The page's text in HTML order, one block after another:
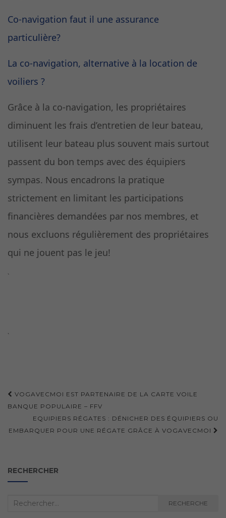
Co-navigation faut il une assurance
particulière?
La co-navigation, alternative à la location de
voiliers ?
Grâce à la co-navigation, les propriétaires
diminuent les frais d’entretien de leur bateau,
utilisent leur bateau plus souvent mais surtout
passent du bon temps avec des équipiers
sympas. Nous encadrons la pratique
strictement en limitant les participations
financières demandées par nos membres, et
nous excluons régulièrement des propriétaires
qui ne jouent pas le jeu!
`
`
Navigation
d'article
VOGAVECMOI EST PARTENAIRE DE LA CARTE VOILE
BANQUE POPULAIRE – FFV
EQUIPIERS RÉGATES : DÉNICHER DES ÉQUIPIERS OU
EMBARQUER POUR UNE RÉGATE GRÂCE À VOGAVECMOI
RECHERCHER
Recherche
RECHERCHE